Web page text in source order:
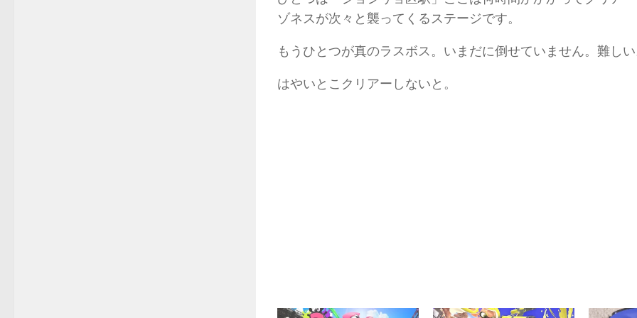
ゾネスが次々と襲ってくるステージです。
もうひとつが真のラスボス。いまだに倒せていません。難し
はやいとこクリアーしないと。